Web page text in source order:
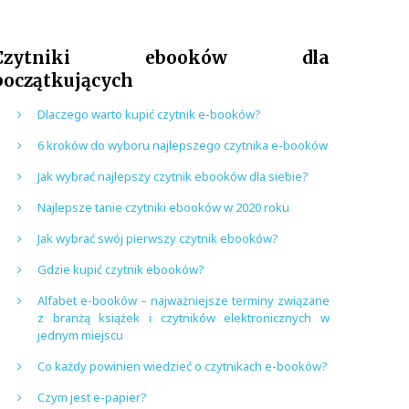
ebooków dla
Dlaczego warto kupić czytnik e-booków?
6 kroków do wyboru najlepszego czytnika e-booków
Jak wybrać najlepszy czytnik ebooków dla siebie?
Najlepsze tanie czytniki ebooków w 2020 roku
Jak wybrać swój pierwszy czytnik ebooków?
Gdzie kupić czytnik ebooków?
Alfabet e-booków – najważniejsze terminy związane
z branżą książek i czytników elektronicznych w
jednym miejscu
Co każdy powinien wiedzieć o czytnikach e-booków?
Czym jest e-papier?